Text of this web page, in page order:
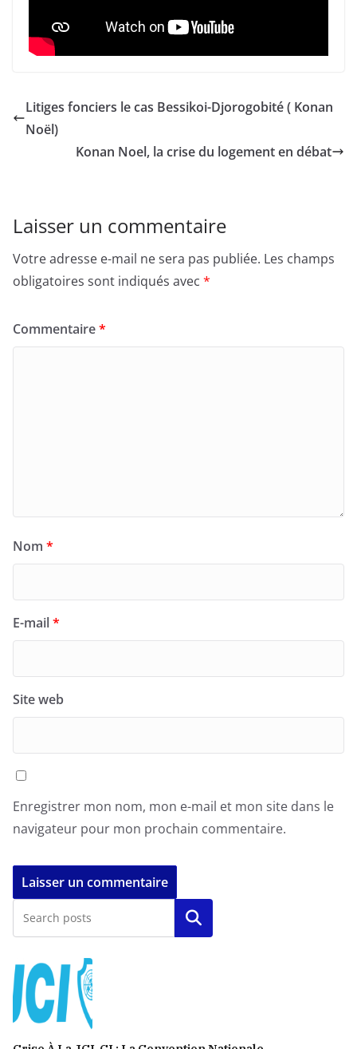
Litiges fonciers le cas Bessikoi-Djorogobité ( Konan
Noël)
Konan Noel, la crise du logement en débat
Laisser un commentaire
Votre adresse e-mail ne sera pas publiée. Les champs
obligatoires sont indiqués avec *
Commentaire*
Nom *
E-mail*
Site web
Enregistrer mon nom, mon e-mail et mon site dans le
navigateur pour mon prochain commentaire.
Rechercher